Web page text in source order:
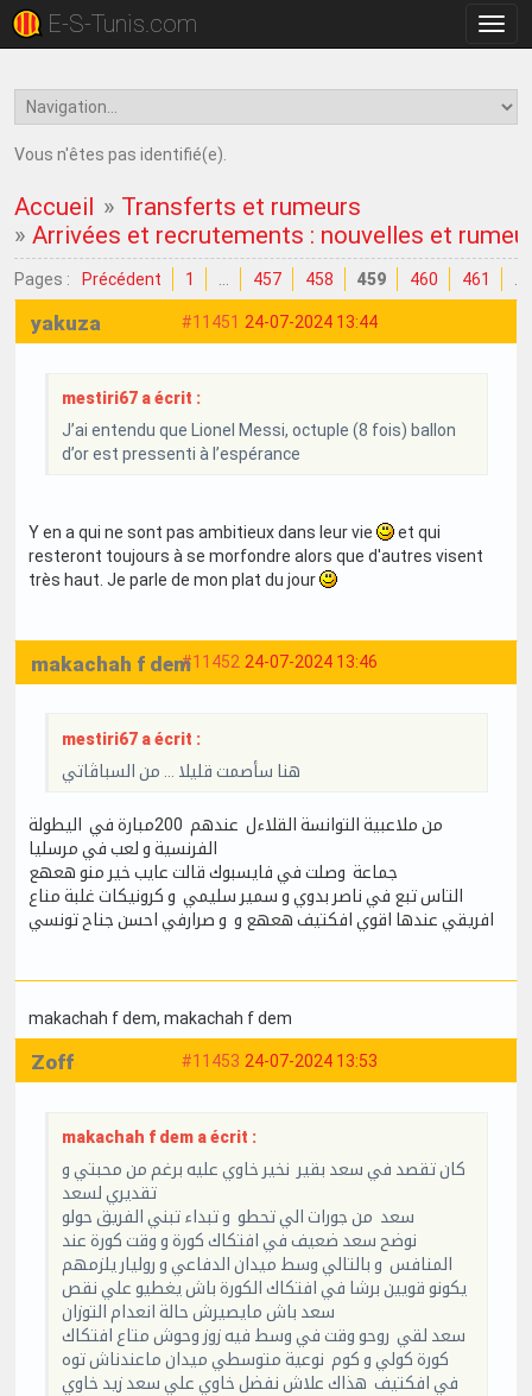
la
E-S-Tunis.com
Vous n'êtes pas identifié(e).
Accueil » Transferts et rumeurs
» Arrivées et recrutements : nouvelles et
Pages : Précédent 1 457 458 459 460 461
#11451 24-07-2024 13:44
yakuza
mestiri67 a écrit :
J’ai entendu que Lionel Messi, octuple (8 fois) ballon
d’or est pressenti à l’espérance
Y en a qui ne sont pas ambitieux dans leur vie
et qui
resteront toujours à se morfondre alors que d'autres visent
très haut. Je parle de mon plat du jour
#11452 24-07-2024 13:46
makachah f dem
mestiri67 a écrit :
هنا سأصمت قليلا … من السباڤاتي
من ملاعبية التوانسة القلاءل عندهم 200مبارة في اليطولة
جماعة وصلت في فايسبوك قالت عايب خير منو هعهع
التاس تبع في ناصر بدوي و سمير سليمي و كرونيكات غلبة مناع
افريقي عندها اقوي افكتيف هعهع و و صرارفي احسن جناح تونسي
makachah f dem, makachah f dem
#11453 24-07-2024 13:53
Zoff
makachah f dem a écrit :
كان تقصد في سعد بقير نخير خاوي عليه برغم من محبتي و
تقديري لسعد
سعد من جورات الي تحطو و تبداء تبني الفريق حولو
نوضح سعد ضعيف في افتكاك كورة و وقت كورة عند
المنافس و بالتالي وسط ميدان الدفاعي و روليار يلزمهم
يكونو قويين برشا في افتكاك الكورة باش يغطيو علي نقص
سعد باش مايصيرش حالة انعدام التوزان
سعد لقي روحو وقت في وسط فيه زوز وحوش متاع افتكاك
كورة كولي و كوم نوعية متوسطي ميدان ماعندناش توه
في افكتيف هذاك علاش نفضل خاوي علي سعد زيد خاوي